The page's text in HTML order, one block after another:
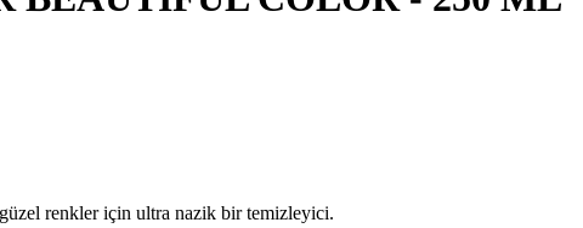
renkler için ultra nazik bir temizleyici.